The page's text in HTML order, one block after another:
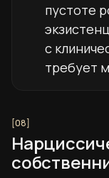
пустоте
с
требует